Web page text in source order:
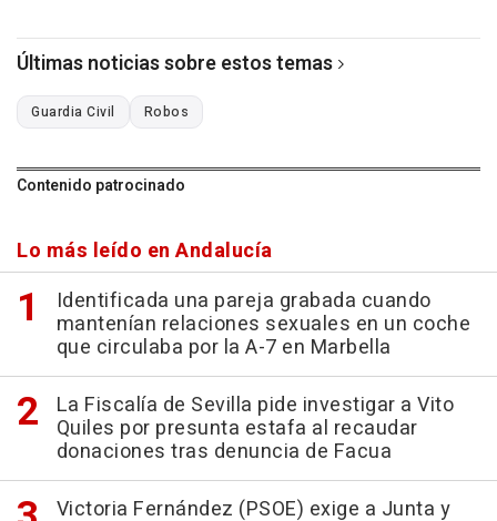
Últimas noticias sobre estos temas
Guardia Civil Robos
Contenido patrocinado
Lo más leído en Andalucía
Identificada una pareja grabada cuando
mantenían relaciones sexuales en un coche
que circulaba por la A-7 en Marbella
La Fiscalía de Sevilla pide investigar a Vito
Quiles por presunta estafa al recaudar
donaciones tras denuncia de Facua
Victoria Fernández (PSOE) exige a Junta y